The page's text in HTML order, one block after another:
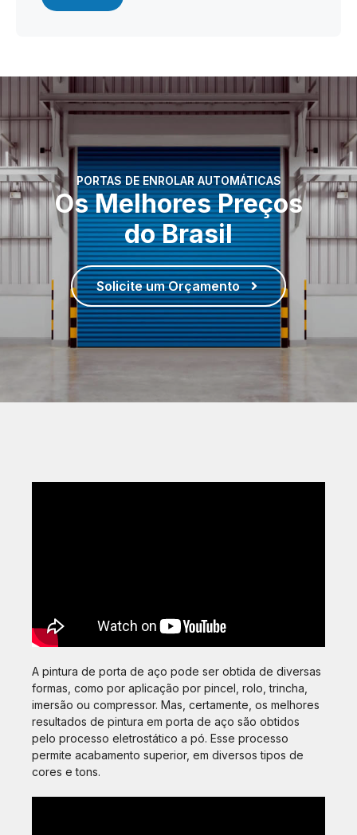
PORTAS DE ENROLAR AUTOMÁTICAS
Os Melhores Preços
do Brasil
Solicite um Orçamento
A pintura de porta de aço pode ser obtida de diversas
formas, como por aplicação por pincel, rolo, trincha,
imersão ou compressor. Mas, certamente, os melhores
resultados de pintura em porta de aço são obtidos
pelo processo eletrostático a pó. Esse processo
permite acabamento superior, em diversos tipos de
cores e tons.